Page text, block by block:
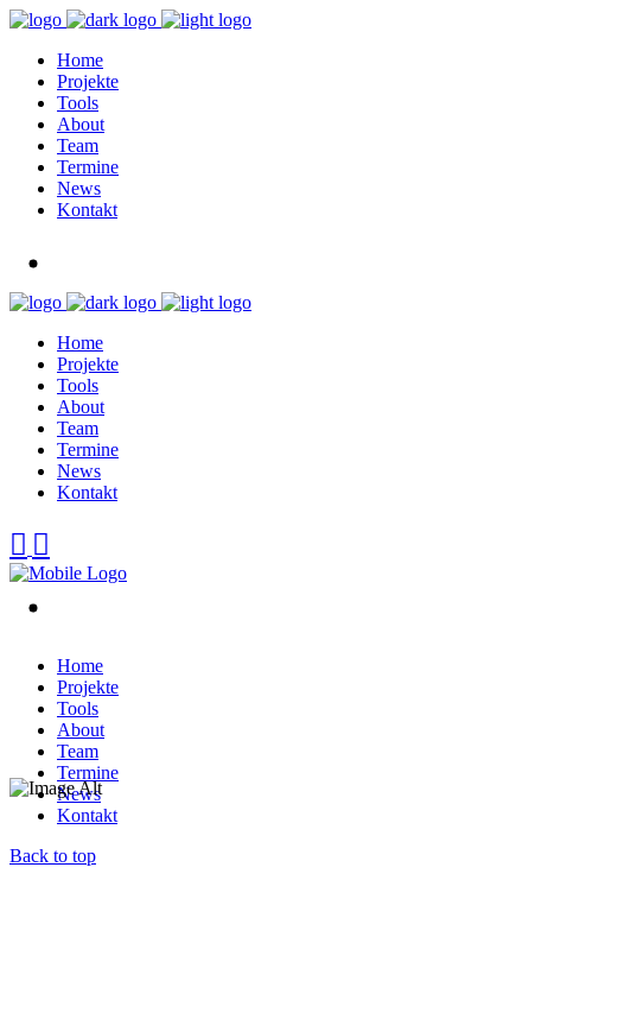
Home
Projekte
Tools
About
Team
Termine
News
Kontakt
Home
Projekte
Tools
About
Team
Termine
News
Kontakt
Home
Projekte
Tools
About
Team
Termine
News
Kontakt
Back to top